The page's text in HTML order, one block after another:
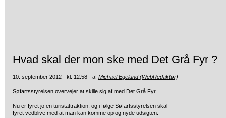
Hvad skal der mon ske med Det Grå Fyr ?
10. september 2012 - kl. 12:58 - af Michael Egelund (WebRedaktør)
Søfartsstyrelsen overvejer at skille sig af med Det Grå Fyr.
Nu er fyret jo en turistattraktion, og i følge Søfartsstyrelsen skal
fyret vedblive med at man kan komme op og nyde udsigten.